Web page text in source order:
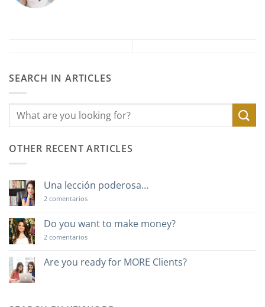
SEARCH IN ARTICLES
OTHER RECENT ARTICLES
Una lección poderosa…
2 comentariosen
poderosa…
Do you want to make money?
2 comentariosen
want
to
Are you ready for MORE Clients?
Are